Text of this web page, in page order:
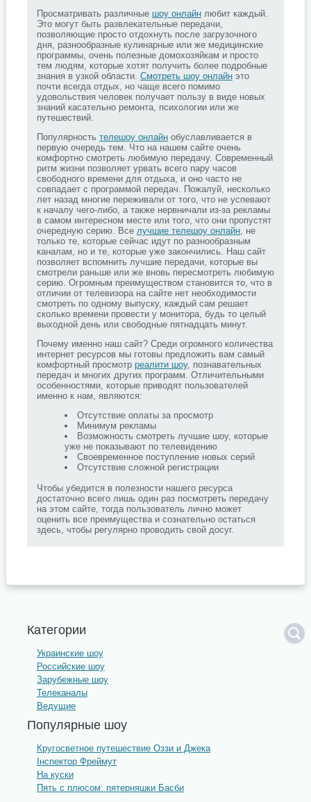
Просматривать различные шоу онлайнлюбит каждый.
Это могут быть развлекательные передачи,
позволяющие просто отдохнуть после загрузочного
дня, разнообразные кулинарные или же медицинские
программы, очень полезные домохозяйкам и просто
тем людям, которые хотят получить более подробные
знания в узкой области. Смотреть шоу онлайнэто
почти всегда отдых, но чаще всего помимо
удовольствия человек получает пользу в виде новых
знаний касательно ремонта, психологии или же
путешествий.
Популярность телешоу онлайнобуславливается в
первую очередь тем. Что на нашем сайте очень
комфортно смотреть любимую передачу. Современный
ритм жизни позволяет урвать всего пару часов
свободного времени для отдыха, и оно часто не
совпадает с программой передач. Пожалуй, несколько
лет назад многие переживали от того, что не успевают
к началу чего-либо, а также нервничали из-за рекламы
в самом интересном месте или того, что они пропустят
очередную серию. Все лучшие телешоу онлайн, не
только те, которые сейчас идут по разнообразным
каналам, но и те, которые уже закончились. Наш сайт
позволяет вспомнить лучшие передачи, которые вы
смотрели раньше или же вновь пересмотреть любимую
серию. Огромным преимуществом становится то, что в
отличии от телевизора на сайте нет необходимости
смотреть по одному выпуску, каждый сам решает
сколько времени провести у монитора, будь то целый
выходной день или свободные пятнадцать минут.
Почему именно наш сайт? Среди огромного количества
интернет ресурсов мы готовы предложить вам самый
комфортный просмотр реалити шоу, познавательных
передач и многих других программ. Отличительными
особенностями, которые приводят пользователей
именно к нам, являются:
Отсутствие оплаты за просмотр
Минимум рекламы
Возможность смотреть лучшие шоу, которые
уже не показывают по телевидению
Своевременное поступление новых серий
Отсутствие сложной регистрации
Чтобы убедится в полезности нашего ресурса
достаточно всего лишь один раз посмотреть передачу
на этом сайте, тогда пользователь лично может
оценить все преимущества и сознательно остаться
здесь, чтобы регулярно проводить свой досуг.
Категории
Украинские шоу
Российские шоу
Зарубежные шоу
Телеканалы
Ведущие
Популярные шоу
Кругосветное путешествие Оззи и Джека
Інспектор Фреймут
На куски
Пять с плюсом: пятерняшки Басби